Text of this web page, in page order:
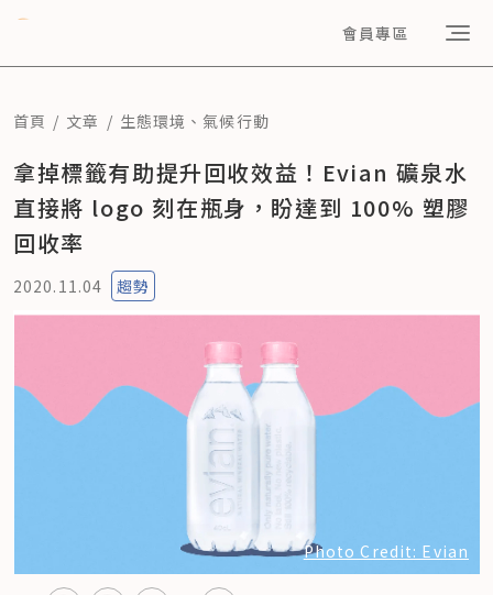
會員專區
首頁 文章 生態環境 、 氣候行動
拿掉標籤有助提升回收效益！Evian 礦泉水
直接將 logo 刻在瓶身，盼達到 100% 塑膠
回收率
2020.11.04 趨勢
Photo Credit: Evian